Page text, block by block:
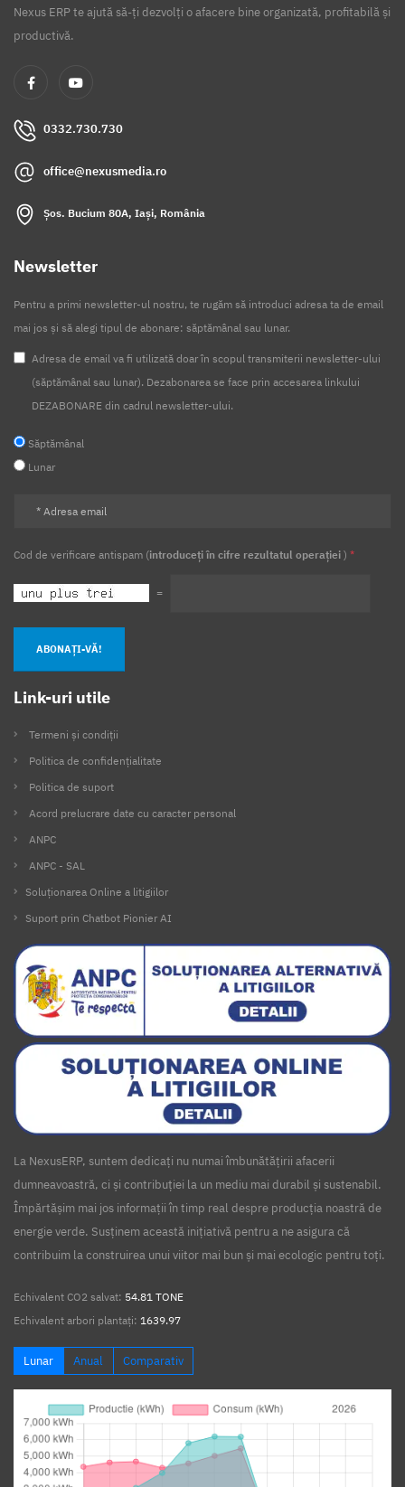
Nexus ERP te ajută să-ți dezvolți o afacere bine organizată, profitabilă și
productivă.
0332.730.730
office@nexusmedia.ro
Șos. Bucium 80A, Iași, România
Newsletter
Pentru a primi newsletter-ul nostru, te rugăm să introduci adresa ta de email
mai jos și să alegi tipul de abonare: săptămânal sau lunar.
Adresa de email va fi utilizată doar în scopul transmiterii newsletter-ului
(săptămânal sau lunar). Dezabonarea se face prin accesarea linkului
DEZABONARE din cadrul newsletter-ului.
Săptămânal
Lunar
Cod de verificare antispam (introduceți în cifre rezultatul operației ) *
=
ABONAȚI-VĂ!
Link-uri utile
Termeni și condiții
Politica de confidențialitate
Politica de suport
Acord prelucrare date cu caracter personal
ANPC
ANPC - SAL
Soluționarea Online a litigiilor
Suport prin Chatbot Pionier AI
La NexusERP, suntem dedicați nu numai îmbunătățirii afacerii
dumneavoastră, ci și contribuției la un mediu mai durabil și sustenabil.
Împărtășim mai jos informații în timp real despre producția noastră de
energie verde. Susținem această inițiativă pentru a ne asigura că
contribuim la construirea unui viitor mai bun și mai ecologic pentru toți.
Echivalent CO2 salvat: 54.81 TONE
Echivalent arbori plantați: 1639.97
Lunar Anual Comparativ